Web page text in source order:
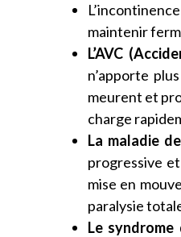
maintenir
L’AVC
n’apporte
meurent et
charge
La maladie
progressive
mise en
paralysie
Le